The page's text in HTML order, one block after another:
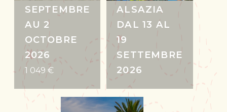
SEPTEMBRE
AU 2
OCTOBRE
2026
1 049 €
ALSAZIA
DAL 13 AL
19
SETTEMBRE
2026